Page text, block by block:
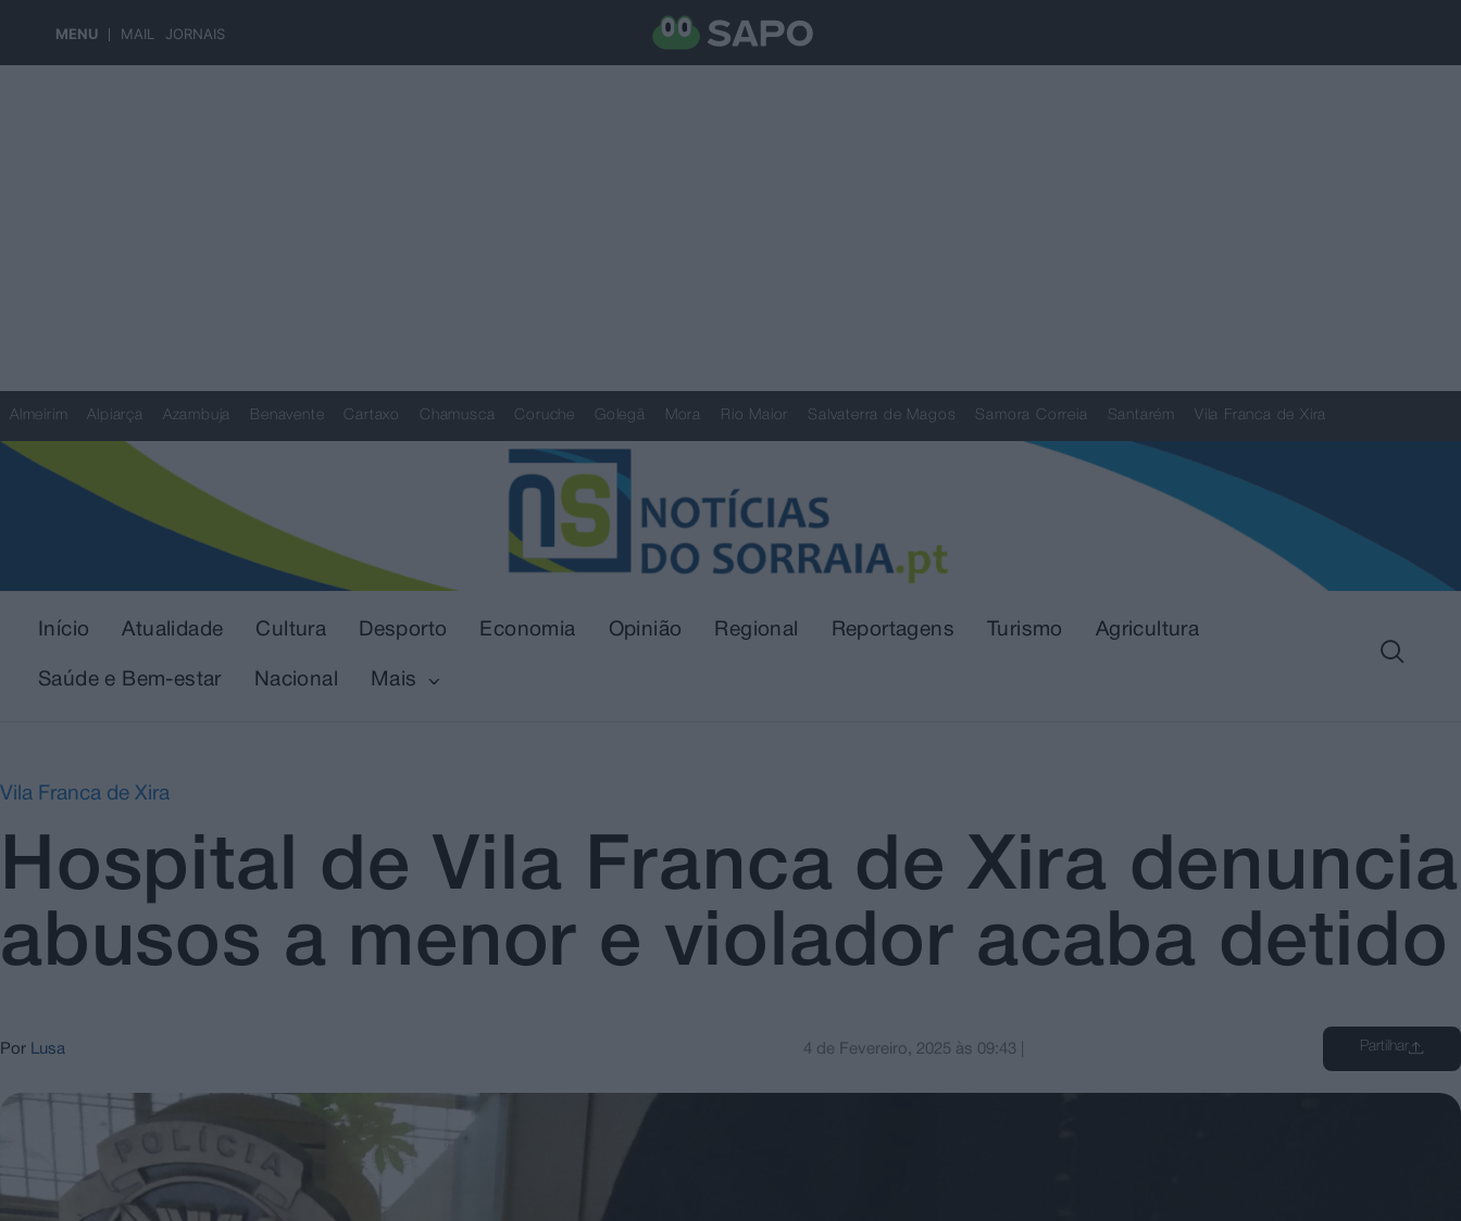
MENU MAIL JORNAIS
Almeirim Alpiarça Azambuja Benavente Cartaxo Chamusca Coruche Golegã Mora Rio Maior Salvaterra de Magos Samora Correia Santarém Vila Franca de Xira
Início Atualidade Cultura Desporto Economia Opinião Regional Reportagens Turismo Agricultura
Saúde e Bem-estar Nacional Mais
Vila Franca de Xira
Hospital de Vila Franca de Xira denuncia
abusos a menor e violador acaba detido
Por Lusa 4 de Fevereiro, 2025 às 09:43 Partilhar